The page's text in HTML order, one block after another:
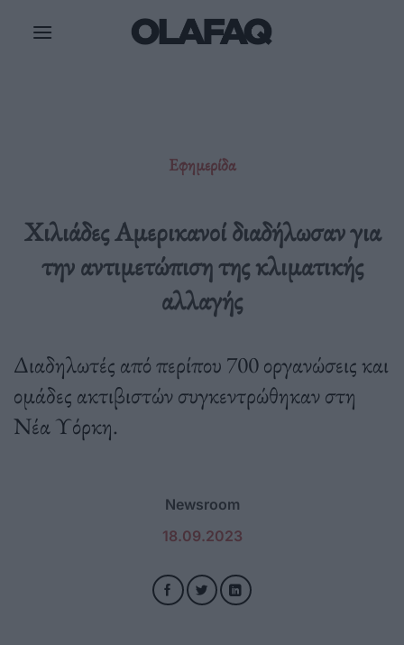
Εφημερίδα
Χιλιάδες Αμερικανοί διαδήλωσαν για
την αντιμετώπιση της κλιματικής
αλλαγής
Διαδηλωτές από περίπου 700 οργανώσεις και
ομάδες ακτιβιστών συγκεντρώθηκαν στη
Νέα Υόρκη.
Newsroom
18.09.2023